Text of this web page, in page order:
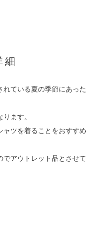
細
ている夏の季節にあった
ます。
ツを着ることをおすすめ
アウトレット品とさせて